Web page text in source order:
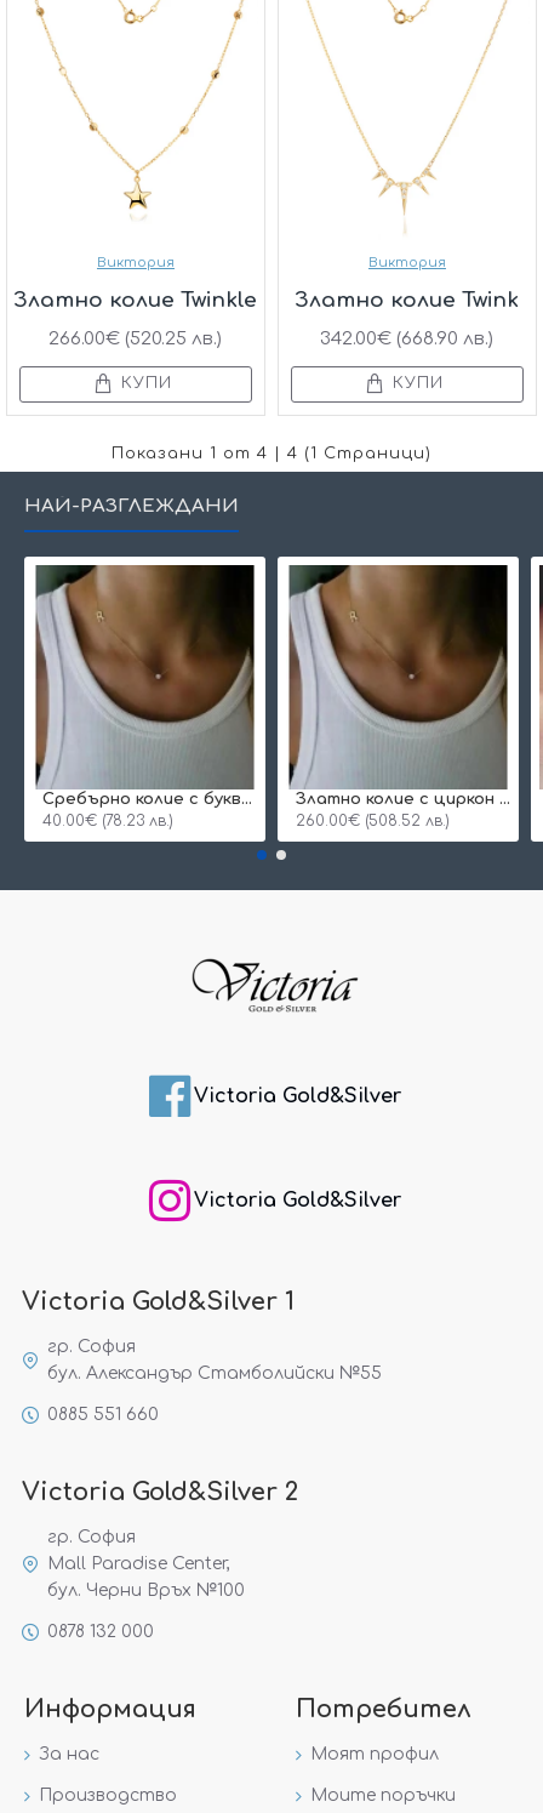
Виктория
Златно колие Twinkle
266.00€ (520.25 лв.)
КУПИ
Виктория
Златно колие Twink
342.00€ (668.90 лв.)
КУПИ
Показани 1 от 4 | 4 (1 Страници)
НАЙ-РАЗГЛЕЖДАНИ
Сребърнo колие с буква и едно камъче
40.00€ (78.23 лв.)
Златно колие с циркон и буква по избор
260.00€ (508.52 лв.)
Victoria Gold&Silver
Victoria Gold&Silver
Victoria Gold&Silver 1
гр. София
бул. Александър Стамболийски №55
0885 551 660
Victoria Gold&Silver 2
гр. София
Mall Paradise Center,
бул. Черни Връх №100
0878 132 000
Информация
За нас
Производство
Потребител
Моят профил
Моите поръчки